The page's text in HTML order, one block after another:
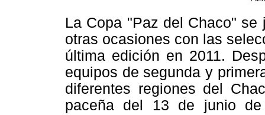
La Copa "Paz del Chaco"
otras ocasiones con las
última edición en 2011.
equipos de segunda y
diferentes regiones del
paceña del 13 de junio